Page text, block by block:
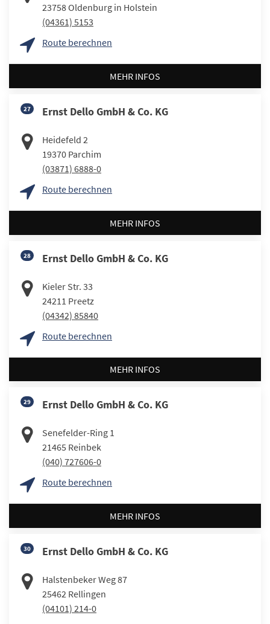
23758Oldenburg in Holstein
(04361) 5153
Route berechnen
MEHR INFOS
27 Ernst Dello GmbH & Co. KG
Heidefeld 2
19370 Parchim
(03871) 6888-0
Route berechnen
MEHR INFOS
28 Ernst Dello GmbH & Co. KG
Kieler Str. 33
24211 Preetz
(04342) 85840
Route berechnen
MEHR INFOS
29 Ernst Dello GmbH & Co. KG
Senefelder-Ring 1
21465 Reinbek
(040) 727606-0
Route berechnen
MEHR INFOS
30 Ernst Dello GmbH & Co. KG
Halstenbeker Weg 87
25462 Rellingen
(04101) 214-0